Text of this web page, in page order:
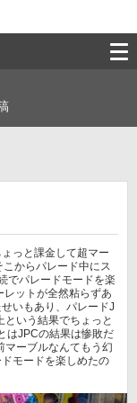
っと課金して超マー
からパレード中にス
でパレードモードを楽
レットが全然粘らずあ
いもあり、パレードJ
いう結果でちょっと
はJPCの結果は惨敗だ
マーブルなんてもう幻
モードを楽しめたの